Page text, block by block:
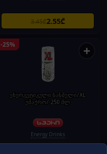
3.45₾2.55₾
-25% +
ენერგეტიკული სასმელი/XL
უშაქრო/ 250 მლ
Energy Drinks